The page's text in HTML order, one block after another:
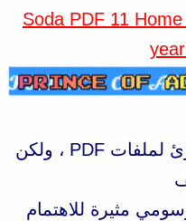
Soda PDF 11
يعمل Soda PDF أيضًا كقارئ لملفات PDF ، ولكن
مثيرة للاهتمام